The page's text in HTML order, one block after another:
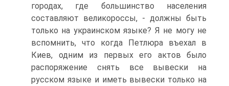
городах, где большинство населения
составляют великороссы, - должны быть
только на украинском языке? Я не могу не
вспомнить, что когда Петлюра въехал в
Киев, одним из первых его актов было
распоряжение снять все вывески на
русском языке и иметь вывески только на